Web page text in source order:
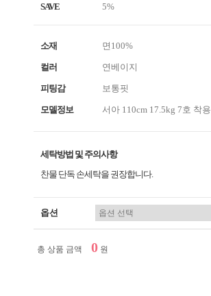
SAVE 5%
소재 면100%
컬러 연베이지
피팅감 보통핏
모델정보 서아 110cm 17.5kg 7호 착용
세탁방법 및 주의사항
찬물 단독 손세탁을 권장합니다.
옵션
총 상품 금액 0 원